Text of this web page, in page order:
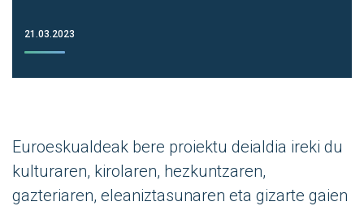
21.03.2023
Euroeskualdeak bere proiektu deialdia ireki du
kulturaren, kirolaren, hezkuntzaren,
gazteriaren, eleaniztasunaren eta gizarte gaien